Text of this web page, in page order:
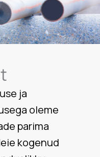
ja
oleme
parima
kogenud